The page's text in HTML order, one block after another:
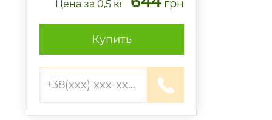
Цена за 0,5 кг грн
Купить